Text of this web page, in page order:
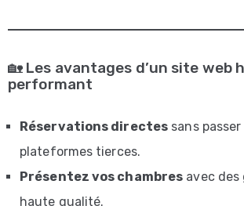
PORTFOLIOS
Portfolio
🏡 Les avantages d’un site web
performant
Réservations directes sans
plateformes tierces.
Présentez vos chambres avec des
haute qualité.